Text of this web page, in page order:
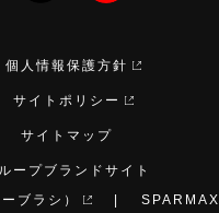
個人情報保護方針
サイトポリシー
サイトマップ
ープブランドサイト
ブラシ）
SPARMAX